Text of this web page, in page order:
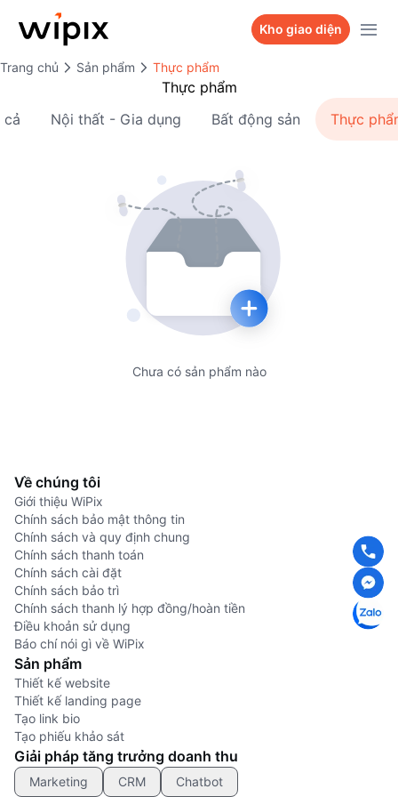
Kho giao diện
Sản phẩm
WiPix Website
WiPix Landing page
Kho giao diện
Trang chủ Sản phẩm Thực phẩm
Thực phẩm
cả
Nội thất - Gia dụng Bất động sản Thực
Chưa có sản phẩm nào
Về chúng tôi
Giới thiệu WiPix
Chính sách bảo mật thông tin
Chính sách và quy định chung
Chính sách thanh toán
Chính sách cài đặt
Chính sách bảo trì
Chính sách thanh lý hợp đồng/hoàn tiền
Điều khoản sử dụng
Báo chí nói gì về WiPix
Sản phẩm
Thiết kế website
Thiết kế landing page
Tạo link bio
Tạo phiếu khảo sát
Giải pháp tăng trưởng doanh thu
Marketing CRM Chatbot